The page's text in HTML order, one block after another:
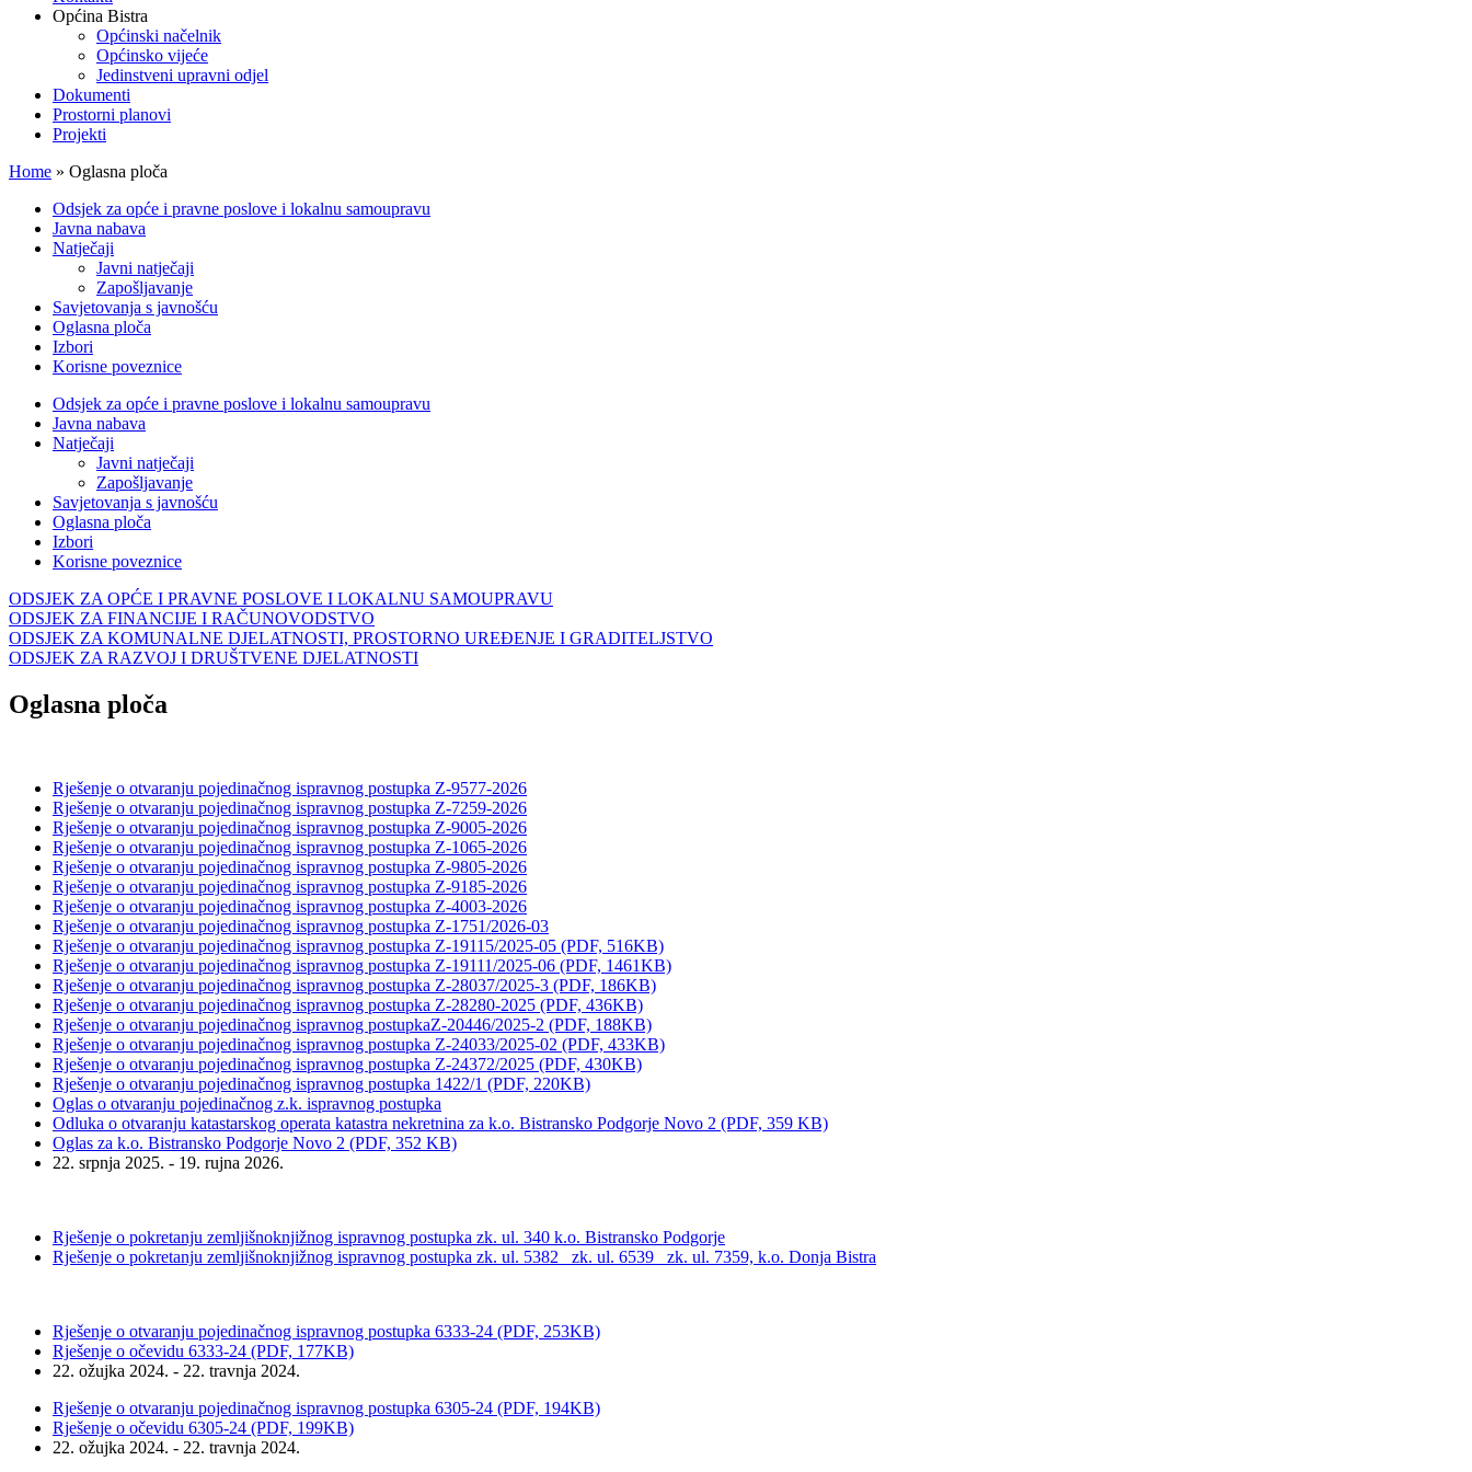
Općina Bistra
Općinski načelnik
Općinsko vijeće
Jedinstveni upravni odjel
Dokumenti
Prostorni planovi
Projekti
Home » Oglasna ploča
Odsjek za opće i pravne poslove i lokalnu samoupravu
Javna nabava
Natječaji
Javni natječaji
Zapošljavanje
Savjetovanja s javnošću
Oglasna ploča
Izbori
Korisne poveznice
Odsjek za opće i pravne poslove i lokalnu samoupravu
Javna nabava
Natječaji
Javni natječaji
Zapošljavanje
Savjetovanja s javnošću
Oglasna ploča
Izbori
Korisne poveznice
ODSJEK ZA OPĆE I PRAVNE POSLOVE I LOKALNU SAMOUPRAVU
ODSJEK ZA FINANCIJE I RAČUNOVODSTVO
ODSJEK ZA KOMUNALNE DJELATNOSTI, PROSTORNO UREĐENJE I GRADITELJSTVO
ODSJEK ZA RAZVOJ I DRUŠTVENE DJELATNOSTI
Oglasna ploča
Rješenje o otvaranju pojedinačnog ispravnog postupka Z-9577-2026
Rješenje o otvaranju pojedinačnog ispravnog postupka Z-7259-2026
Rješenje o otvaranju pojedinačnog ispravnog postupka Z-9005-2026
Rješenje o otvaranju pojedinačnog ispravnog postupka Z-1065-2026
Rješenje o otvaranju pojedinačnog ispravnog postupka Z-9805-2026
Rješenje o otvaranju pojedinačnog ispravnog postupka Z-9185-2026
Rješenje o otvaranju pojedinačnog ispravnog postupka Z-4003-2026
Rješenje o otvaranju pojedinačnog ispravnog postupka Z-1751/2026-03
Rješenje o otvaranju pojedinačnog ispravnog postupka Z-19115/2025-05 (PDF, 516KB)
Rješenje o otvaranju pojedinačnog ispravnog postupka Z-19111/2025-06 (PDF, 1461KB)
Rješenje o otvaranju pojedinačnog ispravnog postupka Z-28037/2025-3 (PDF, 186KB)
Rješenje o otvaranju pojedinačnog ispravnog postupka Z-28280-2025 (PDF, 436KB)
Rješenje o otvaranju pojedinačnog ispravnog postupkaZ-20446/2025-2 (PDF, 188KB)
Rješenje o otvaranju pojedinačnog ispravnog postupka Z-24033/2025-02 (PDF, 433KB)
Rješenje o otvaranju pojedinačnog ispravnog postupka Z-24372/2025 (PDF, 430KB)
Rješenje o otvaranju pojedinačnog ispravnog postupka 1422/1 (PDF, 220KB)
Oglas o otvaranju pojedinačnog z.k. ispravnog postupka
Odluka o otvaranju katastarskog operata katastra nekretnina za k.o. Bistransko Podgorje Novo 2 (PDF, 359 KB)
Oglas za k.o. Bistransko Podgorje Novo 2 (PDF, 352 KB)
22. srpnja 2025. - 19. rujna 2026.
Rješenje o pokretanju zemljišnoknjižnog ispravnog postupka zk. ul. 340 k.o. Bistransko Podgorje
Rješenje o pokretanju zemljišnoknjižnog ispravnog postupka zk. ul. 5382_ zk. ul. 6539_ zk. ul. 7359, k.o. Donja Bistra
Rješenje o otvaranju pojedinačnog ispravnog postupka 6333-24 (PDF, 253KB)
Rješenje o očevidu 6333-24 (PDF, 177KB)
22. ožujka 2024. - 22. travnja 2024.
Rješenje o otvaranju pojedinačnog ispravnog postupka 6305-24 (PDF, 194KB)
Rješenje o očevidu 6305-24 (PDF, 199KB)
22. ožujka 2024. - 22. travnja 2024.